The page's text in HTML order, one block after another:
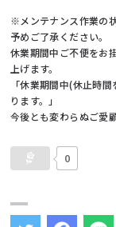
※メンテナンス作業の
予めご了承ください。
休業期間中ご不便をお
上げます。
「休業期間中(休止時
ります。」
今後とも変わらぬご愛
0